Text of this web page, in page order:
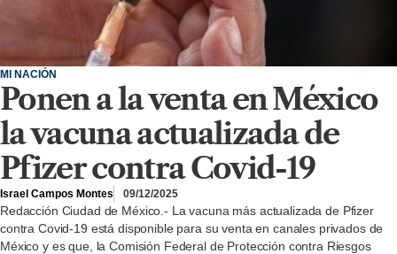
MI NACIÓN
Ponen a la venta en México
la vacuna actualizada de
Pfizer contra Covid-19
Israel Campos Montes 09/12/2025
Redacción Ciudad de México.- La vacuna más actualizada de Pfizer
contra Covid-19 está disponible para su venta en canales privados de
México y es que, la Comisión Federal de Protección contra Riesgos